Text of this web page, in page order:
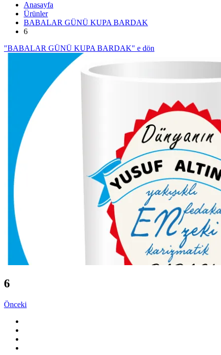
Anasayfa
Ürünler
BABALAR GÜNÜ KUPA BARDAK
6
"BABALAR GÜNÜ KUPA BARDAK" e dön
6
Önceki